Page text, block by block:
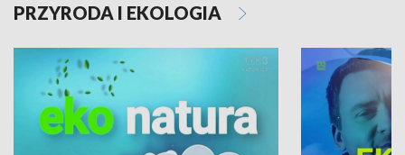
PRZYRODA I EKOLOGIA